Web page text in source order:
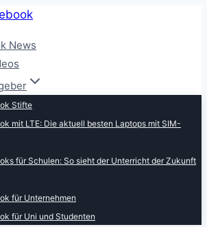
News
Stifte
mit LTE: Die aktuell besten Laptops mit SIM-
für Schulen: So sieht der Unterricht der Zukunft
für Unternehmen
für Uni und Studenten